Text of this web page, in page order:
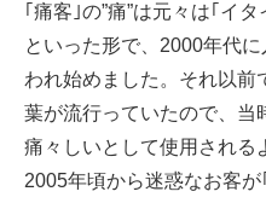
｢痛客｣の”痛”は元々は｢イ
といった形で、2000年代
われ始めました。それ以前
葉が流行っていたので、当
痛々しいとして使用される
2005年頃から迷惑なお客